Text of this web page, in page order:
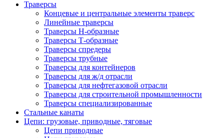
Траверсы
Концевые и центральные элементы траверс
Линейные траверсы
Траверсы Н-образные
Траверсы Т-образные
Траверсы спредеры
Траверсы трубные
Траверсы для контейнеров
Траверсы для ж/д отрасли
Траверсы для нефтегазовой отрасли
Траверсы для строительной промышленности
Траверсы специализированные
Стальные канаты
Цепи: грузовые, приводные, тяговые
Цепи приводные